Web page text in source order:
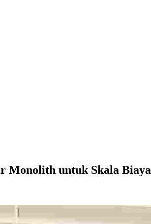
Monolith untuk Skala Biaya